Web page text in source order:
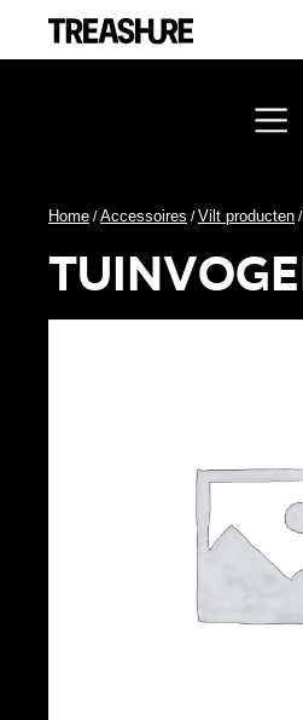
Home /Accessoires /Vilt producten